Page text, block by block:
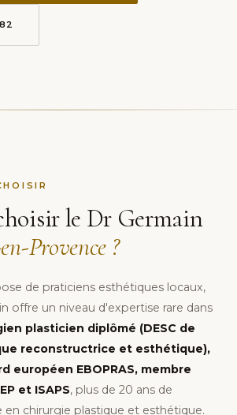
le Dr Germain
Provence ?
de praticiens esthétiques locaux,
offre un niveau d'expertise rare dans
plasticien diplômé (DESC de
reconstructrice et esthétique),
européen EBOPRAS, membre
et ISAPS, plus de 20 ans de
en chirurgie plastique et esthétique.